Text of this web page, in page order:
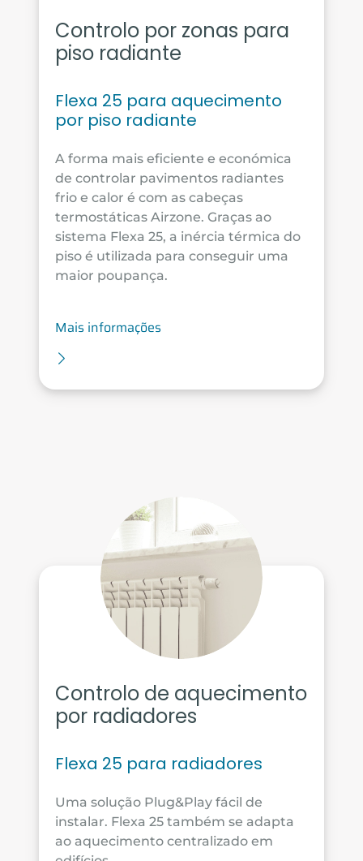
Controlo por zonas para
piso radiante
Flexa 25 para aquecimento
por piso radiante
A forma mais eficiente e económica
de controlar pavimentos radiantes
frio e calor é com as cabeças
termostáticas Airzone. Graças ao
sistema Flexa 25, a inércia térmica do
piso é utilizada para conseguir uma
maior poupança.
Mais informações
Controlo de aquecimento
por radiadores
Flexa 25 para radiadores
Uma solução Plug&Play fácil de
instalar. Flexa 25 também se adapta
ao aquecimento centralizado em